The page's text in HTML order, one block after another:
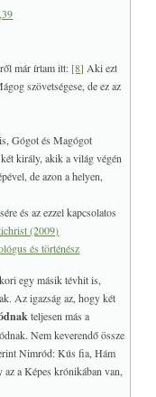
már írtam itt: [8] Aki ezt
szövetségese, de ez az
Gógot és Magógot
király, akik a világ végén
de azon a helyen,
és az ezzel kapcsolatos
(2009)
és történész
egy másik tévhit is,
Az igazság az, hogy két
teljesen más a
Nem keverendő össze
Nimród: Kús fia, Hám
a Képes krónikában van,